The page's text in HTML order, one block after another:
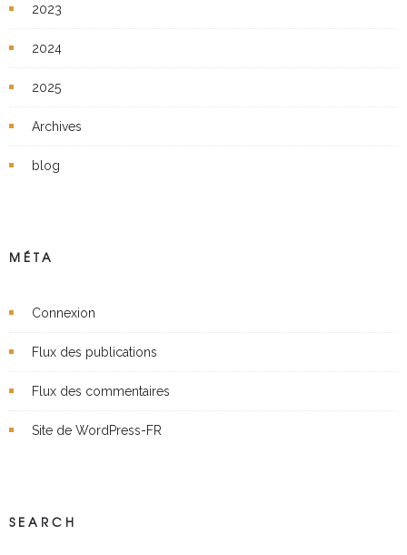
2023
2024
2025
Archives
blog
MÉTA
Connexion
Flux des publications
Flux des commentaires
Site de WordPress-FR
SEARCH